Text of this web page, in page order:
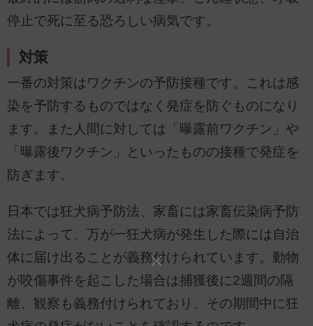
停止で死に至る恐ろしい病気です。
対策
一番の対策はワクチンの予防接種です。これは感
染を予防するものではなく発症を防ぐものになり
ます。また人間に対しては「曝露前ワクチン」や
「曝露後ワクチン」といったものの接種で発症を
防ぎます。
日本では狂犬病予防法、家畜には家畜伝染病予防
法によって、万が一狂犬病が発生した際には自治
体に届け出ることが義務付けられています。動物
が咬傷事件を起こした場合は捕獲後に2週間の隔
離、観察も義務付けられており、その期間中に狂